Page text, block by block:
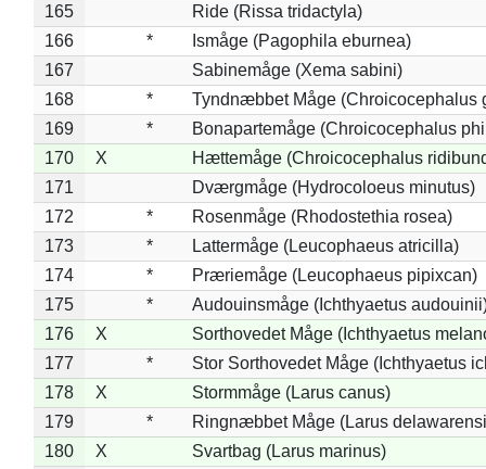
165
Ride (Rissa tridactyla)
166
*
Ismåge (Pagophila eburnea)
167
Sabinemåge (Xema sabini)
168
*
Tyndnæbbet Måge (Chroicocephalus
169
*
Bonapartemåge (Chroicocephalus
170
X
Hættemåge (Chroicocephalus
171
Dværgmåge (Hydrocoloeus minutus)
172
*
Rosenmåge (Rhodostethia rosea)
173
*
Lattermåge (Leucophaeus atricilla)
174
*
Præriemåge (Leucophaeus pipixcan)
175
*
Audouinsmåge (Ichthyaetus
176
X
Sorthovedet Måge (Ichthyaetus
177
*
Stor Sorthovedet Måge (Ichthyaetus
178
X
Stormmåge (Larus canus)
179
*
Ringnæbbet Måge (Larus
180
X
Svartbag (Larus marinus)